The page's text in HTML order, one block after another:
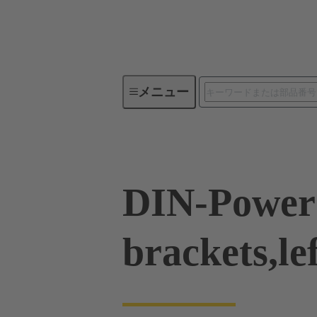
メニュー製品シリーズ
DIN-